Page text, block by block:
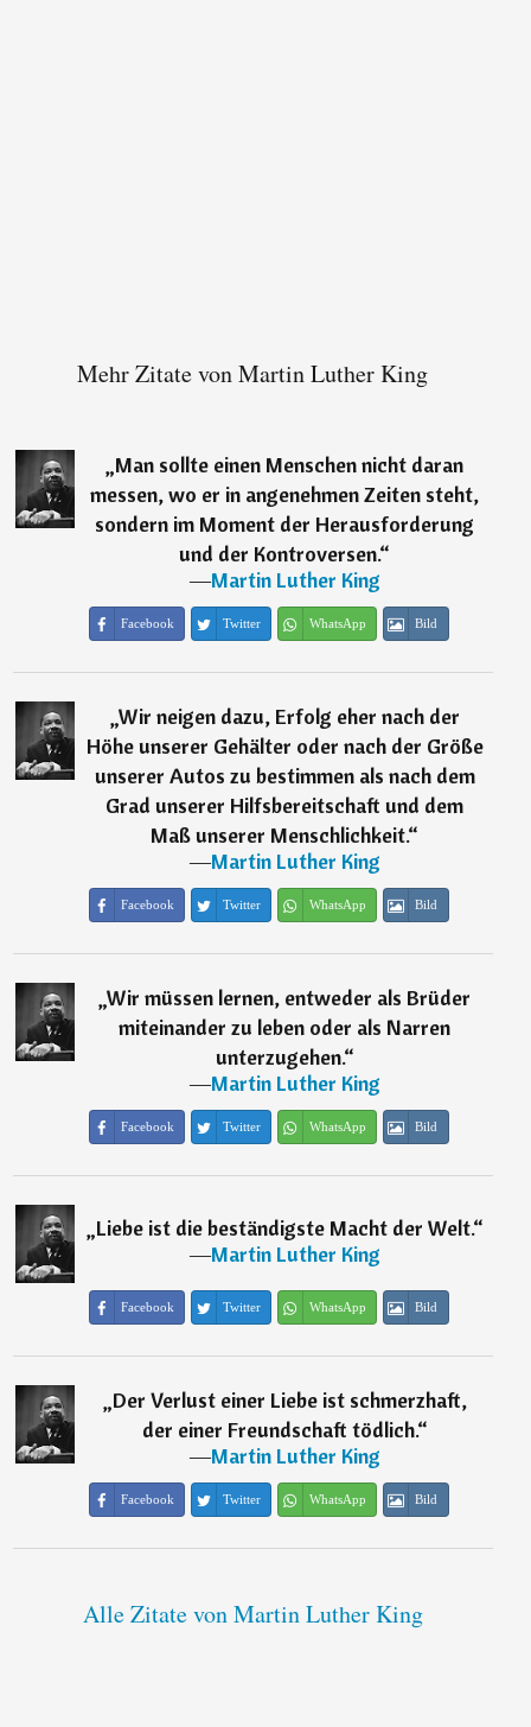
Mehr Zitate von Martin Luther King
„Man sollte einen Menschen nicht daran
messen, wo er in angenehmen Zeiten steht,
sondern im Moment der Herausforderung
und der Kontroversen.“
―Martin Luther King
Facebook Twitter WhatsApp Bild
„Wir neigen dazu, Erfolg eher nach der
Höhe unserer Gehälter oder nach der Größe
unserer Autos zu bestimmen als nach dem
Grad unserer Hilfsbereitschaft und dem
Maß unserer Menschlichkeit.“
―Martin Luther King
Facebook Twitter WhatsApp Bild
„Wir müssen lernen, entweder als Brüder
miteinander zu leben oder als Narren
unterzugehen.“
―Martin Luther King
Facebook Twitter WhatsApp Bild
„Liebe ist die beständigste Macht der Welt.“
―Martin Luther King
Facebook Twitter WhatsApp Bild
„Der Verlust einer Liebe ist schmerzhaft,
der einer Freundschaft tödlich.“
―Martin Luther King
Facebook Twitter WhatsApp Bild
Alle Zitate von Martin Luther King